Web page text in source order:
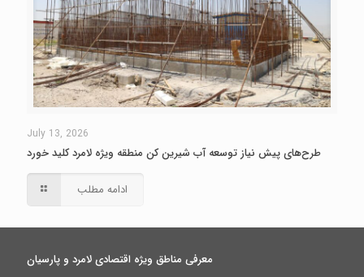
July 13, 2026
طرح‌های پیش نیاز توسعه آب شیرین کن منطقه ویژه لامرد کلید خورد
ادامه مطلب
معرفی مناطق ویژه اقتصادی لامرد و پارسیان